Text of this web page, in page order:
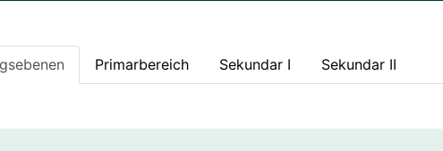
Primarbereich Sekundar I Sekundar II